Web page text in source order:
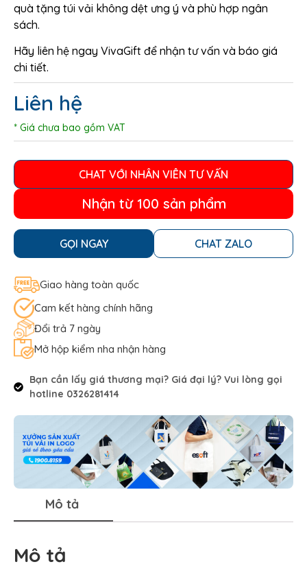
quà tặng túi vải không dệt ưng ý và phù hợp ngân
sách.
Hãy liên hệ ngay VivaGift để nhận tư vấn và báo giá
chi tiết.
Liên hệ
* Giá chưa bao gồm VAT
CHAT VỚI NHÂN VIÊN TƯ VẤN
Nhận từ 100 sản phẩm
GỌI NGAY CHAT ZALO
Giao hàng toàn quốc
Cam kết hàng chính hãng
Đổi trả 7 ngày
Mở hộp kiểm nha nhận hàng
Bạn cần lấy giá thương mại? Giá đại lý? Vui lòng gọi
hotline 0326281414
Mô tả
Mô tả